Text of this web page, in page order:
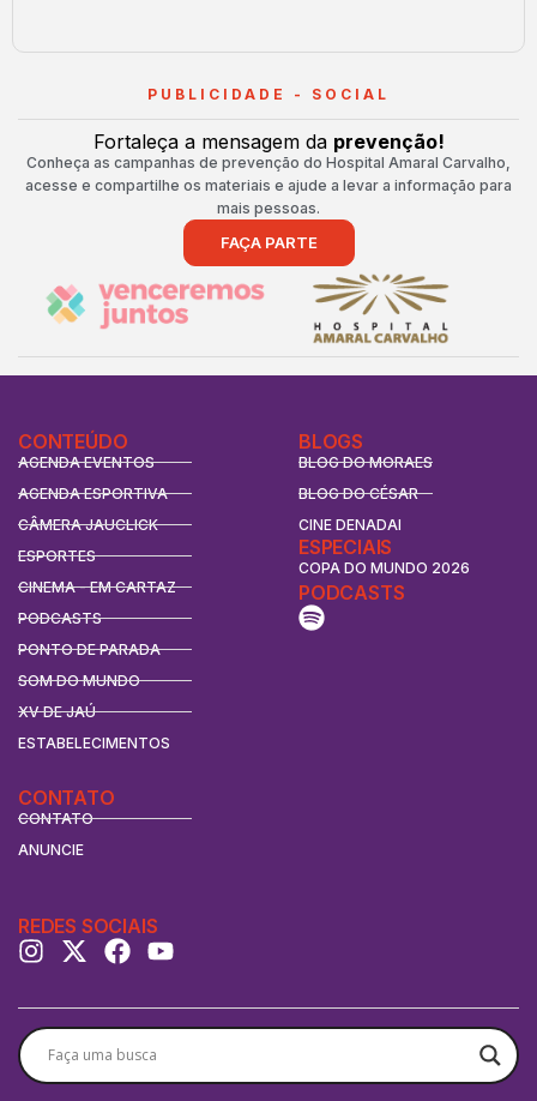
PUBLICIDADE - SOCIAL
Fortaleça a mensagem da prevenção!
Conheça as campanhas de prevenção do Hospital Amaral Carvalho,
acesse e compartilhe os materiais e ajude a levar a informação para
mais pessoas.
FAÇA PARTE
CONTEÚDO
AGENDA EVENTOS
AGENDA ESPORTIVA
CÂMERA JAUCLICK
ESPORTES
CINEMA - EM CARTAZ
PODCASTS
PONTO DE PARADA
SOM DO MUNDO
XV DE JAÚ
ESTABELECIMENTOS
BLOGS
BLOG DO MORAES
BLOG DO CÉSAR
CINE DENADAI
ESPECIAIS
COPA DO MUNDO 2026
CONTATO
CONTATO
ANUNCIE
PODCASTS
REDES SOCIAIS